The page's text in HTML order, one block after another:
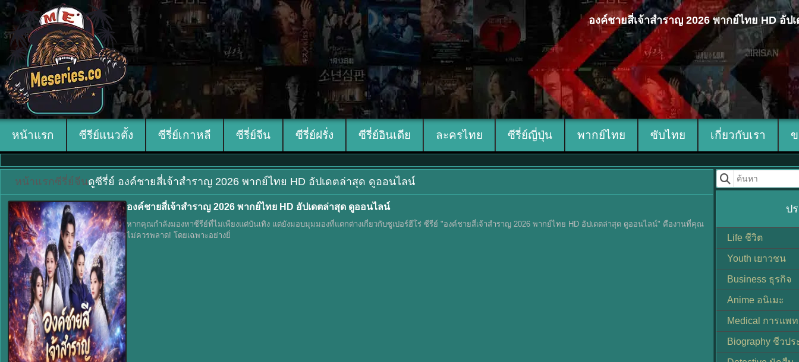
องค์ชายสี่เจ้าสำราญ 2026 พากย์ไทย HD อัป
หน้าแรก ซีรีย์แนวตั้ง ซีรี่ย์เกาหลี ซีรี่ย์จีน ซีรี่ย์ฝรั่ง ซีรี่ย์อินเดีย ละครไทย ซีรี่ย์ญี่ปุ่น พากย์ไทย ซับไทย เกี่ยวกับเรา
หน้าแรกซีรี่ย์จีนดูซีรี่ย์ องค์ชายสี่เจ้าสำราญ 2026 พากย์ไทย HD อัปเดตล่าสุด ดูออนไลน์
องค์ชายสี่เจ้าสำราญ 2026 พากย์ไทย HD อัปเดตล่าสุด ดูออนไลน์
หากคุณกำลังมองหาซีรีย์ที่ไม่เพียงแต่บันเทิง แต่ยังมอบมุมมองที่แตกต่างเกี่ยวกับซูเปอร์ฮีโร่ ซีรีย์ "องค์ชายสี่เจ้าสำราญ 2026 พากย์ไทย HD อัปเดตล่าสุด ดูออนไลน์" คืองานที่คุณ
ไม่ควรพลาด! โดยเฉพาะอย่างยิ่
ป
Life ชีวิต
Youth เยาวชน
Business ธุรกิจ
Anime อนิเมะ
Medical การแพ
Biography ชีวปร